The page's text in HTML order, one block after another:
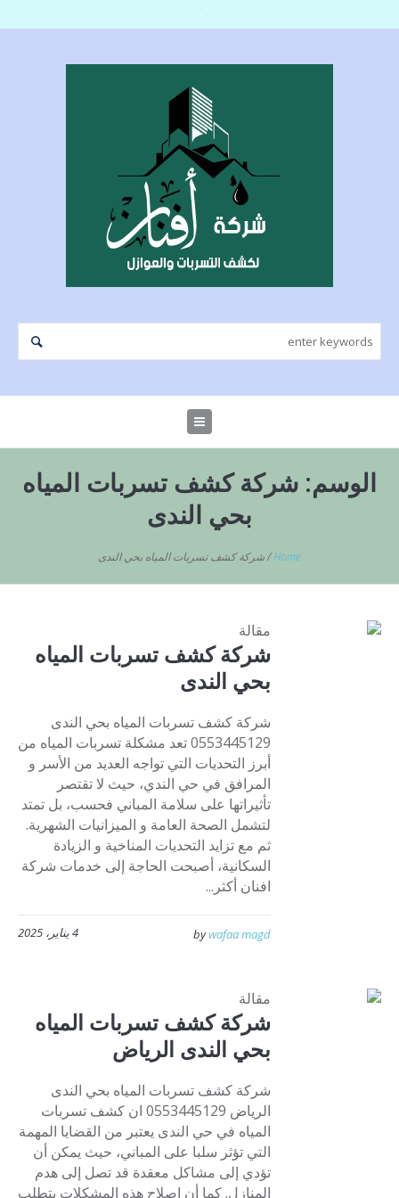
الوسم: شركة كشف تسربات المياه
بحي الندى
Home
/شركة كشف تسربات المياه بحي الندى
مقالة
شركة كشف تسربات المياه
بحي الندى
شركة كشف تسربات المياه بحي الندى
0553445129 تعد مشكلة تسربات المياه من
أبرز التحديات التي تواجه العديد من الأسر و
المرافق في حي الندي، حيث لا تقتصر
تأثيراتها على سلامة المباني فحسب، بل تمتد
لتشمل الصحة العامة و الميزانيات الشهرية.
ثم مع تزايد التحديات المناخية و الزيادة
السكانية، أصبحت الحاجة إلى خدمات شركة
افنان أكثر...
4 يناير، 2025 bywafaa magd
مقالة
شركة كشف تسربات المياه
بحي الندى الرياض
شركة كشف تسربات المياه بحي الندى
الرياض 0553445129 ان كشف تسربات
المياه في حي الندى يعتبر من القضايا المهمة
التي تؤثر سلبا على المباني، حيث يمكن أن
تؤدي إلى مشاكل معقدة قد تصل إلى هدم
المنازل. كما أن إصلاح هذه المشكلات يتطلب